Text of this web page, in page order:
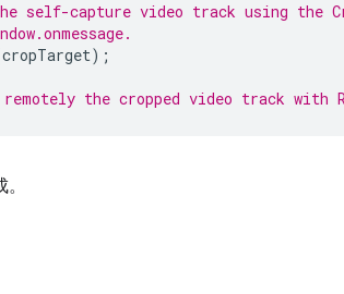
self-capture video track using the
cropTarget);
the cropped video track with